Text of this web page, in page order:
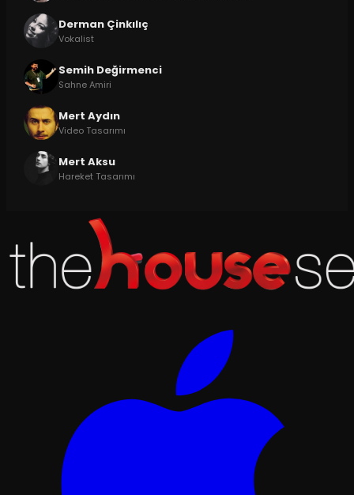
Derman Çinkılıç
Vokalist
Semih Değirmenci
Sahne Amiri
Mert Aydın
Video Tasarımı
Mert Aksu
Hareket Tasarımı